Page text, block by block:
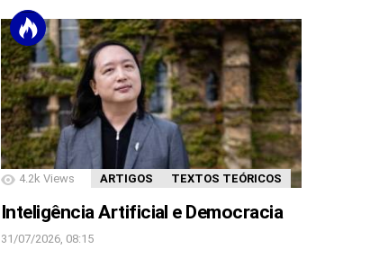
4.2k Views ARTIGOS TEXTOS TEÓRICOS
Inteligência Artificial e Democracia
31/07/2026, 08:15